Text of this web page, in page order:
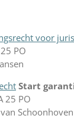
voor
PO
Start
25 PO
Schoonhoven